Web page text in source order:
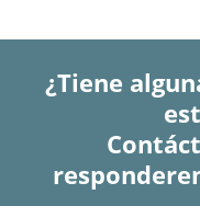
¿Tiene